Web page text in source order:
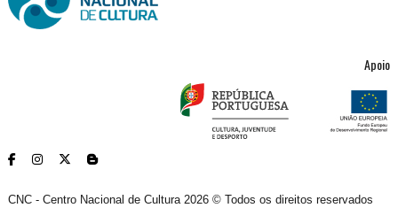
Apoio
CNC - Centro Nacional de Cultura 2026 © Todos os direitos reservados